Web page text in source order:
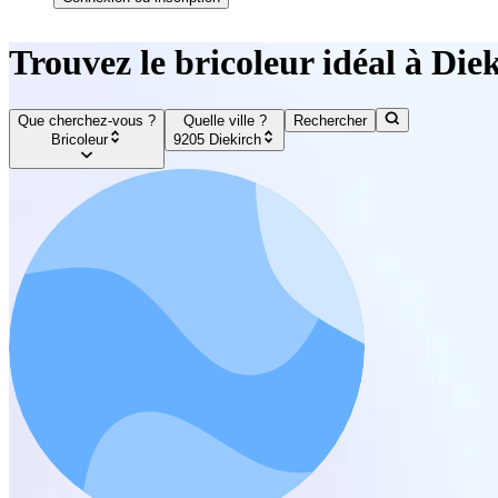
Trouvez le bricoleur idéal à
Que cherchez-vous ?
Bricoleur
Quelle ville ?
9205 Diekirch
Rechercher